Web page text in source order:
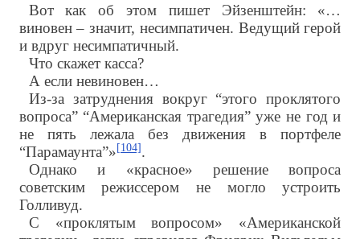
Вот как об этом пишет Эйзенштейн: «…
виновен – значит, несимпатичен. Ведущий герой
и вдруг несимпатичный.
Что скажет касса?
А если невиновен…
Из-за затруднения вокруг “этого проклятого
вопроса” “Американская трагедия” уже не год и
не пять лежала без движения в портфеле
“Парамаунта”»[104].
Однако и «красное» решение вопроса
советским режиссером не могло устроить
Голливуд.
С «проклятым вопросом» «Американской